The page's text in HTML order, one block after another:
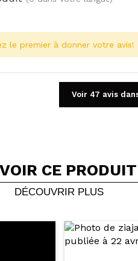
vidéo ou une photo
être la première. Imaginez...
Non
le premier à donner votre avis!
Voir 47 avis
CE
DÉCOUVRIR PLUS